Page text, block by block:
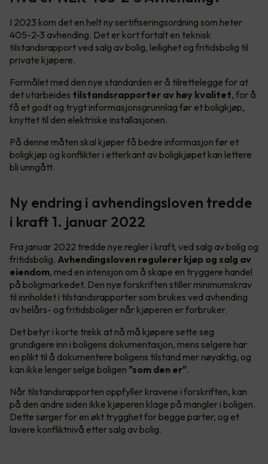
I 2023 kom det en helt ny sertifiseringsordning som heter
405-2-3 avhending. Det er kort fortalt en teknisk
tilstandsrapport ved salg av bolig, leilighet og fritidsbolig til
private kjøpere.
Formålet med den nye standarden er å tilrettelegge for at
det utarbeides tilstandsrapporter av høy kvalitet, for å
få et godt og trygt informasjonsgrunnlag før et boligkjøp,
knyttet til den elektriske installasjonen.
På denne måten skal kjøper få bedre informasjon før et
boligkjøp og konflikter i etterkant av boligkjøpet kan lettere
bli unngått.
Ny endring i avhendingsloven tredde
i kraft 1. januar 2022
Fra januar 2022 tredde nye regler i kraft, ved salg av bolig og
fritidsbolig. Avhendingsloven regulerer kjøp og salg av
eiendom, med en intensjon om å skape en tryggere handel
på boligmarkedet. Den nye forskriften stiller minimumskrav
til innholdet i tilstandsrapporter som brukes ved avhending
av helårs- og fritidsboliger når kjøperen er forbruker.
Det betyr i korte trekk at nå må kjøpere sette seg
grundigere inn i boligens dokumentasjon, mens selgere har
en plikt til å dokumentere boligens tilstand mer nøyaktig, og
kan ikke lenger selge boligen "som den er".
Når tilstandsrapporten oppfyller kravene i forskriften, kan
på den andre siden ikke kjøperen klage på mangler i boligen.
Dette sørger for en økt trygghet for begge parter, og et
lavere konfliktnivå etter salg av bolig.